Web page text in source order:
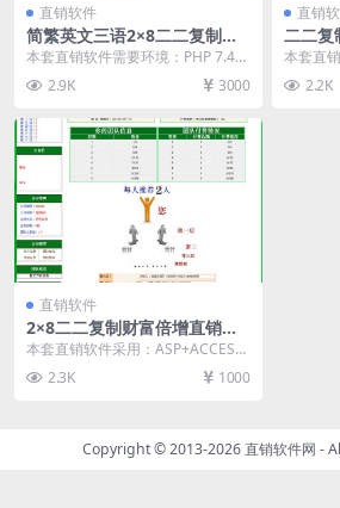
直销软件
简繁英文三语2×8二二复制矩
阵公排滑落烧伤机制互助系统
软件 直销系统软件
本套直销软件需要环境：PHP 7.4
或 PHP 8.0+和数据库：MySQL ...
2.9K 3000
直销
二二复
销软件
本套直
开发，
增平台直
2.2K
直销软件
2×8二二复制财富倍增直销软
件 直销系统 直销管理软件
本套直销软件采用：ASP+ACCESS
+MSSQL开发，是一套2×8二...
2.3K 1000
Copyright © 2013-2026直销软件网 -